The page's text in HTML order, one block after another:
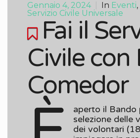
Gennaio 4, 2024 In Eventi,
Servizio Civile Universale
Fai il
Civile con
Comedor
aperto il Bando
selezione delle
dei volontari